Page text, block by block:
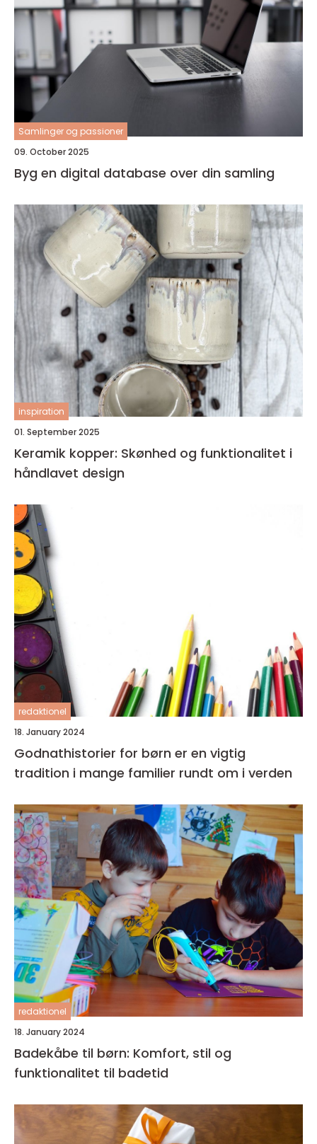
Samlinger og passioner
09. October 2025
Byg en digital database over din samling
inspiration
01. September 2025
Keramik kopper: Skønhed og funktionalitet i
håndlavet design
redaktionel
18. January 2024
Godnathistorier for børn er en vigtig
tradition i mange familier rundt om i verden
redaktionel
18. January 2024
Badekåbe til børn: Komfort, stil og
funktionalitet til badetid